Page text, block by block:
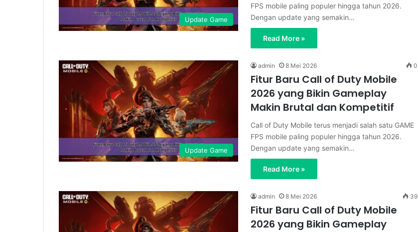
Update Game
FPS mobile paling populer hingga tahun 2026.
Dengan update yang semakin…
Read More »
Update Game
admin 8 Mei 2026 0
Fitur Baru Call of Duty Mobile
2026 yang Bikin Gameplay
Makin Brutal dan Kompetitif
Call of Duty Mobile terus menjadi salah satu GAME
FPS mobile paling populer hingga tahun 2026.
Dengan update yang semakin…
Read More »
admin 8 Mei 2026 39
Fitur Baru Call of Duty Mobile
2026 yang Bikin Gameplay